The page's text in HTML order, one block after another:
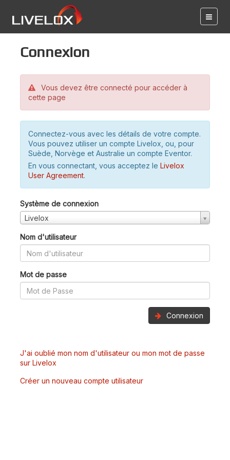
Connexion
Vous devez être connecté pour accéder à
cette page
Connectez-vous avec les détails de votre compte.
Vous pouvez utiliser un compte Livelox, ou, pour
Suède, Norvège et Australie un compte Eventor.
En vous connectant, vous acceptez le Livelox
User Agreement.
Système de connexion
Livelox
Nom d'utilisateur
Mot de passe
Connexion
J'ai oublié mon nom d'utilisateur ou mon mot de passe
sur Livelox
Créer un nouveau compte utilisateur